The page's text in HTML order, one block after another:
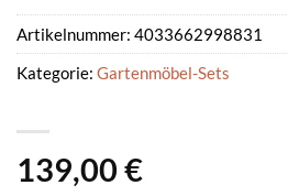
139,00 €
Artikelnummer: 4033662998831
Kategorie: Gartenmöbel-Sets